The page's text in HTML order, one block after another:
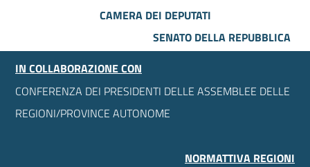
CAMERA DEI DEPUTATI
SENATO DELLA REPUBBLICA
IN COLLABORAZIONE CON
CONFERENZA DEI PRESIDENTI DELLE ASSEMBLEE DELLE
REGIONI/PROVINCE AUTONOME
NORMATTIVA REGIONI